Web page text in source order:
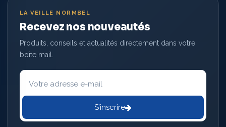
LA VEILLE NORMBEL
Recevez nos nouveautés
Produits, conseils et actualités directement dans votre
boîte mail.
Votre
adresse
mail
S’inscrire